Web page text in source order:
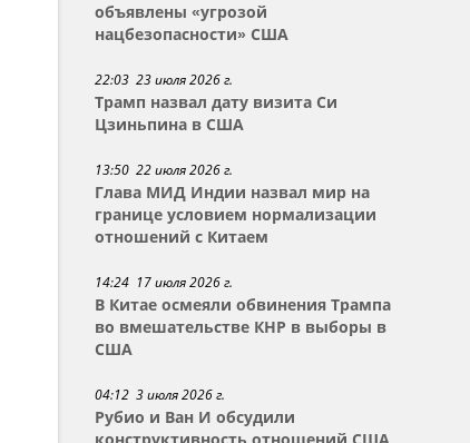
объявлены «угрозой
нацбезопасности» США
22:03 23 июля 2026 г.
Трамп назвал дату визита Си
Цзиньпина в США
13:50 22 июля 2026 г.
Глава МИД Индии назвал мир на
границе условием нормализации
отношений с Китаем
14:24 17 июля 2026 г.
В Китае осмеяли обвинения Трампа
во вмешательстве КНР в выборы в
США
04:12 3 июля 2026 г.
Рубио и Ван И обсудили